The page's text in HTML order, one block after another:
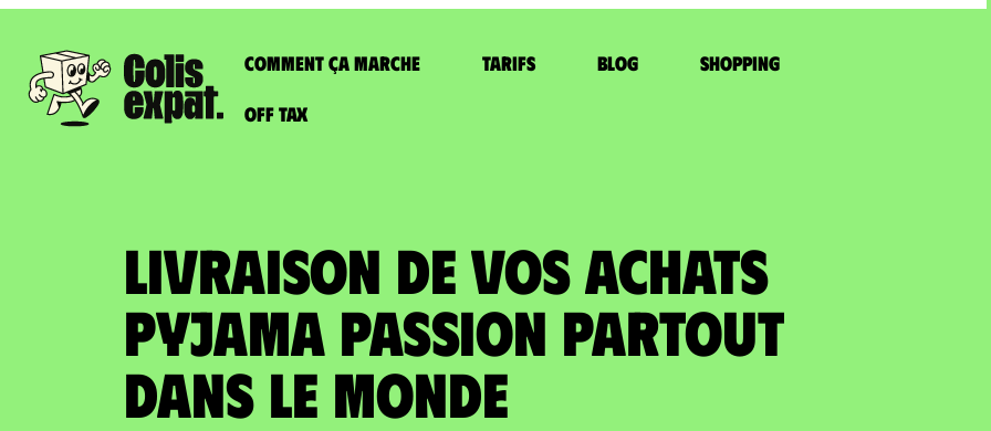
Comment ça marche Tarifs Blog Shopping
Off Tax
LIVRAISON DE VOS ACHATS
PYJAMA PASSION partout
dans le Monde